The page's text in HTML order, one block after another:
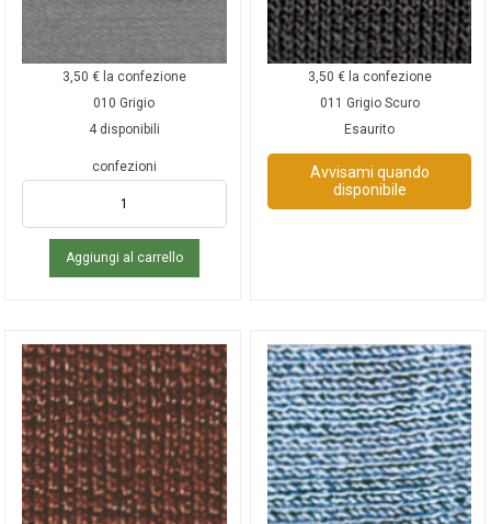
3,50 € la confezione
010 Grigio
4 disponibili
confezioni
Aggiungi al carrello
3,50 € la confezione
011 Grigio Scuro
Esaurito
Avvisami quando
disponibile